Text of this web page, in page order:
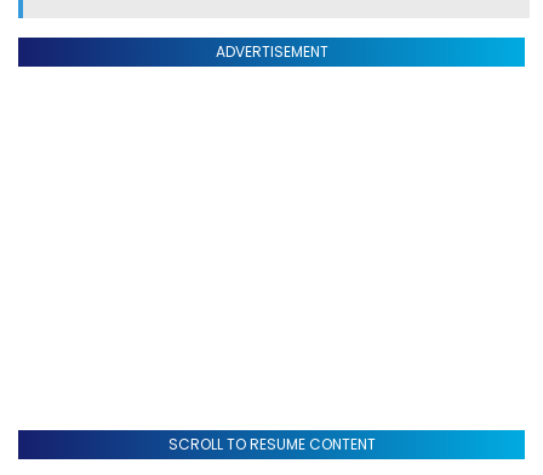
ADVERTISEMENT
SCROLL TO RESUME CONTENT